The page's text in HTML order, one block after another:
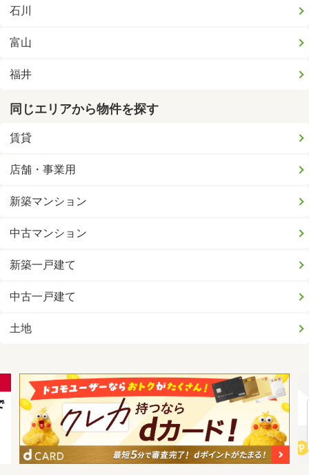
石川
富山
福井
同じエリアから物件を探す
賃貸
店舗・事業用
新築マンション
中古マンション
新築一戸建て
中古一戸建て
土地